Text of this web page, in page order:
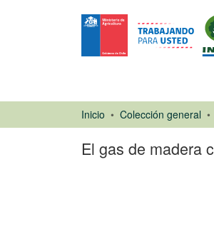
Inicio Colección general
El gas de madera